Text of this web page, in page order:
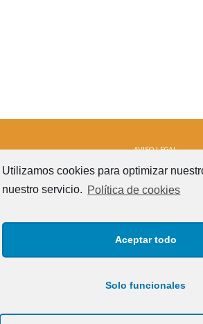
Utilizamos cookies para optimizar
nuestro servicio. Política de cookies
Aceptar todo
Solo funcionales
AVISO LEGAL
CRÉDITOS
SÍGUENOS!